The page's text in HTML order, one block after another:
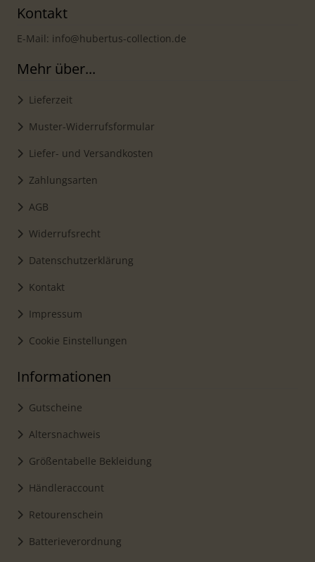
Kontakt
E-Mail: info@hubertus-collection.de
Mehr über...
Lieferzeit
Muster-Widerrufsformular
Liefer- und Versandkosten
Zahlungsarten
AGB
Widerrufsrecht
Datenschutzerklärung
Kontakt
Impressum
Cookie Einstellungen
Informationen
Gutscheine
Altersnachweis
Größentabelle Bekleidung
Händleraccount
Retourenschein
Batterieverordnung